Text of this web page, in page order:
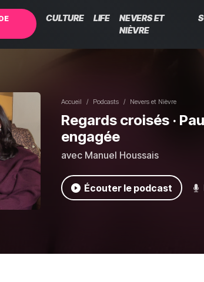
CULTURE LIFE
NEVERS ET
NIÈVRE
Accueil Podcasts Nevers et Nièvre
Regards croisés ·
engagée
avec Manuel Houssais
Écouter le podcast